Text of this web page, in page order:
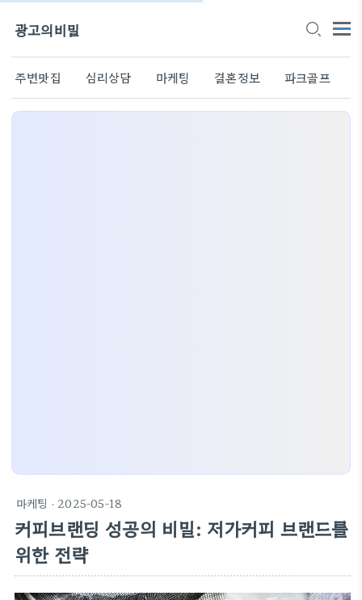
광고의비밀
주변맛집 심리상담 마케팅 결혼정보 파크골프
마케팅 · 2025-05-18
커피브랜딩 성공의 비밀: 저가커피 브랜드를
위한 전략